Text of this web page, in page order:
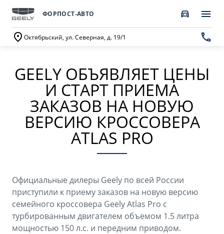
ФОРПОСТ-АВТО
Октябрьский, ул. Северная, д. 19/1
МОДЕЛИ
НОВЫЙ COOLRAY CITYRAY
от 2 599 990 ₽*
ATLAS
от 3 189 990 ₽*
OKAVANGO
от 3 429 990 ₽*
ПОКУПАТЕЛЯМ
ВЫБОР И ПОКУПКА
Автомобили в наличии
Спецпредложения
Записаться на тест-драйв
Трейд-ин
Аксессуары
ВЛАДЕЛЬЦАМ
СЕРВИС
Запись в сервисный центр
Техническое обслуживание
Ценности сервиса Geely
Руководство по эксплуатации
Советы по эксплуатации
О КОМПАНИИ
О бренде GEELY
О дилерском центре
Правовая информация
Контакты
GEELY ОБЪЯВЛЯЕТ ЦЕНЫ
И СТАРТ ПРИЕМА
ЗАКАЗОВ НА НОВУЮ
ВЕРСИЮ КРОССОВЕРА
ATLAS PRO
Официальные дилеры Geely по всей России
приступили к приему заказов на новую версию
семейного кроссовера Geely Atlas Pro с
турбированным двигателем объемом 1.5 литра
мощностью 150 л.с. и передним приводом.